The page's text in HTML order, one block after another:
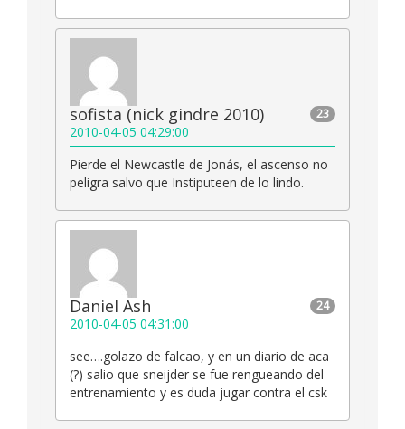
23
sofista (nick gindre 2010)
2010-04-05 04:29:00
Pierde el Newcastle de Jonás, el ascenso no
peligra salvo que Instiputeen de lo lindo.
24
Daniel Ash
2010-04-05 04:31:00
see….golazo de falcao, y en un diario de aca
(?) salio que sneijder se fue rengueando del
entrenamiento y es duda jugar contra el csk